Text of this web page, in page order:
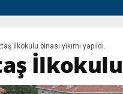
İlkokulu binası yıkımı yapıldı.
İlkokulu